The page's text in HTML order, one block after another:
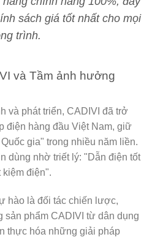
sách giá tốt nhất cho mọi
trình.
và Tầm ảnh hưởng
và phát triển, CADIVI đã trở
điện hàng đầu Việt Nam, giữ
gia" trong nhiều năm liền.
dùng nhờ triết lý: "Dẫn điện tốt
kiệm điện".
hào là đối tác chiến lược,
sản phẩm CADIVI từ dân dụng
thực hóa những giải pháp